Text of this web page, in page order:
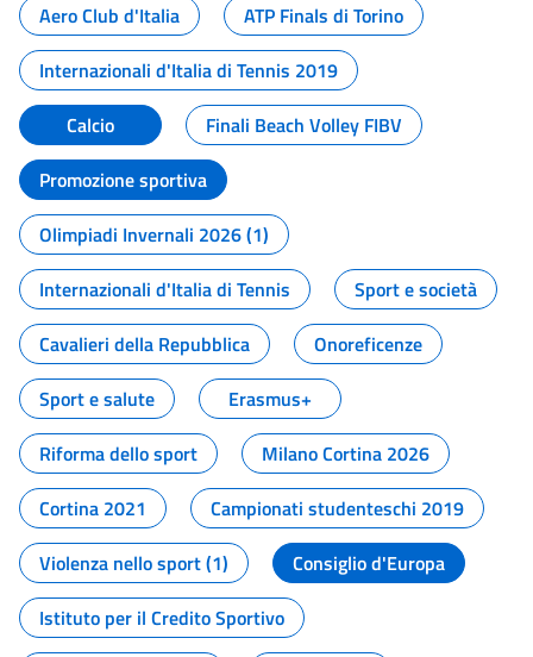
Aero Club d'Italia
ATP Finals di Torino
Internazionali d'Italia di Tennis 2019
Calcio
Finali Beach Volley FIBV
Promozione sportiva
Olimpiadi Invernali 2026 (1)
Internazionali d'Italia di Tennis
Sport e società
Cavalieri della Repubblica
Onoreficenze
Sport e salute
Erasmus+
Riforma dello sport
Milano Cortina 2026
Cortina 2021
Campionati studenteschi 2019
Violenza nello sport (1)
Consiglio d'Europa
Istituto per il Credito Sportivo